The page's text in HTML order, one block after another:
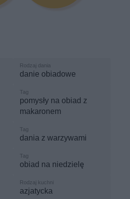
danie obiadowe
pomysły na obiad z
makaronem
dania z warzywami
obiad na niedzielę
azjatycka